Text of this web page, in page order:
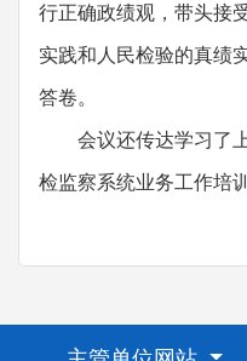
行正确政绩观，带头接
实践和人民检验的真绩
答卷。
会议还传达学习了上
检监察系统业务工作培训